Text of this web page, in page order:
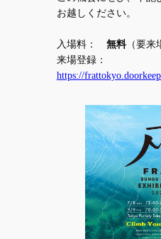
お越しください。
入場料： 無料（要来
来場登録：
https://